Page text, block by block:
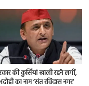
की कुर्सियां खाली रहने लगीं,
का नाम ‘संत रविदास नगर’